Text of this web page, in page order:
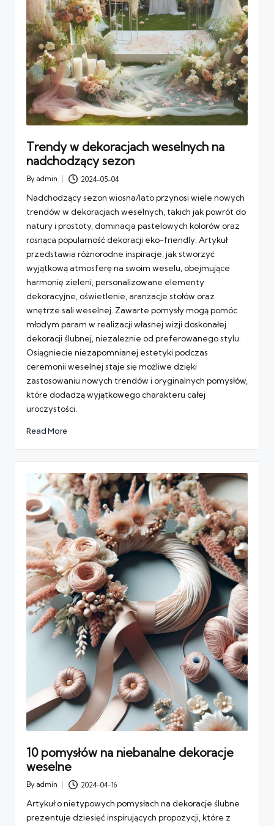
Trendy w dekoracjach weselnych na
nadchodzący sezon
Posted
By admin 2024-05-04
Nadchodzący sezon wiosna/lato przynosi wiele nowych
trendów w dekoracjach weselnych, takich jak powrót do
natury i prostoty, dominacja pastelowych kolorów oraz
rosnąca popularność dekoracji eko-friendly. Artykuł
przedstawia różnorodne inspiracje, jak stworzyć
wyjątkową atmosferę na swoim weselu, obejmujące
harmonię zieleni, personalizowane elementy
dekoracyjne, oświetlenie, aranżacje stołów oraz
wnętrze sali weselnej. Zawarte pomysły mogą pomóc
młodym param w realizacji własnej wizji doskonałej
dekoracji ślubnej, niezależnie od preferowanego stylu.
Osiągniecie niezapomnianej estetyki podczas
ceremonii weselnej staje się możliwe dzięki
zastosowaniu nowych trendów i oryginalnych pomysłów,
które dodadzą wyjątkowego charakteru całej
uroczystości.
Read More
10 pomysłów na niebanalne dekoracje
weselne
Posted
By admin 2024-04-16
Artykuł o nietypowych pomysłach na dekoracje ślubne
prezentuje dziesięć inspirujących propozycji, które z